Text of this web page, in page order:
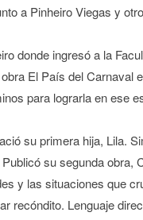
a Pinheiro Viegas y
donde ingresó a la
El País del Carnaval
para lograrla en ese
su primera hija, Lila.
su segunda obra,
y las situaciones que
recóndito. Lenguaje